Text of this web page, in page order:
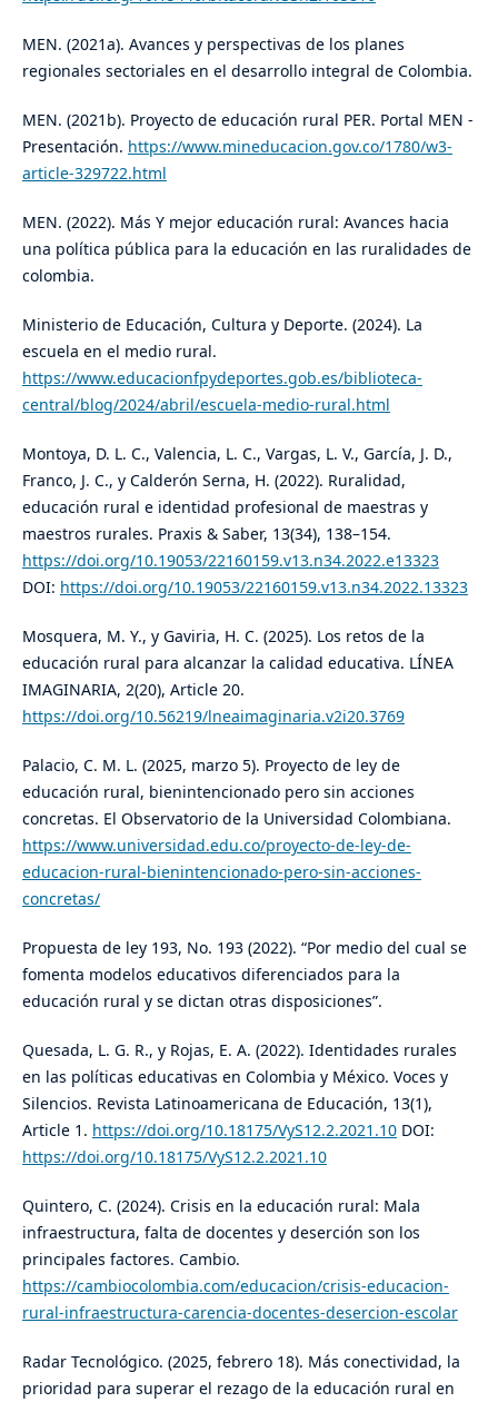
MEN. (2021a). Avances y perspectivas de los planes
regionales sectoriales en el desarrollo integral de Colombia.
MEN. (2021b). Proyecto de educación rural PER. Portal MEN -
Presentación. https://www.mineducacion.gov.co/1780/w3-
article-329722.html
MEN. (2022). Más Y mejor educación rural: Avances hacia
una política pública para la educación en las ruralidades de
colombia.
Ministerio de Educación, Cultura y Deporte. (2024). La
escuela en el medio rural.
https://www.educacionfpydeportes.gob.es/biblioteca-
central/blog/2024/abril/escuela-medio-rural.html
Montoya, D. L. C., Valencia, L. C., Vargas, L. V., García, J. D.,
Franco, J. C., y Calderón Serna, H. (2022). Ruralidad,
educación rural e identidad profesional de maestras y
maestros rurales. Praxis & Saber, 13(34), 138–154.
https://doi.org/10.19053/22160159.v13.n34.2022.e13323
DOI: https://doi.org/10.19053/22160159.v13.n34.2022.13323
Mosquera, M. Y., y Gaviria, H. C. (2025). Los retos de la
educación rural para alcanzar la calidad educativa. LÍNEA
IMAGINARIA, 2(20), Article 20.
https://doi.org/10.56219/lneaimaginaria.v2i20.3769
Palacio, C. M. L. (2025, marzo 5). Proyecto de ley de
educación rural, bienintencionado pero sin acciones
concretas. El Observatorio de la Universidad Colombiana.
https://www.universidad.edu.co/proyecto-de-ley-de-
educacion-rural-bienintencionado-pero-sin-acciones-
concretas/
Propuesta de ley 193, No. 193 (2022). “Por medio del cual se
fomenta modelos educativos diferenciados para la
educación rural y se dictan otras disposiciones”.
Quesada, L. G. R., y Rojas, E. A. (2022). Identidades rurales
en las políticas educativas en Colombia y México. Voces y
Silencios. Revista Latinoamericana de Educación, 13(1),
Article 1. https://doi.org/10.18175/VyS12.2.2021.10DOI:
https://doi.org/10.18175/VyS12.2.2021.10
Quintero, C. (2024). Crisis en la educación rural: Mala
infraestructura, falta de docentes y deserción son los
principales factores. Cambio.
https://cambiocolombia.com/educacion/crisis-educacion-
rural-infraestructura-carencia-docentes-desercion-escolar
Radar Tecnológico. (2025, febrero 18). Más conectividad, la
prioridad para superar el rezago de la educación rural en